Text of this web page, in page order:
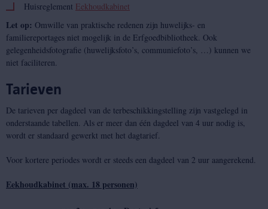
Huisreglement Eekhoudkabinet
Let op: Omwille van praktische redenen zijn huwelijks- en
familiereportages niet mogelijk in de Erfgoedbibliotheek. Ook
gelegenheidsfotografie (huwelijksfoto’s, communiefoto’s, …) kunnen we
niet faciliteren.
Tarieven
De tarieven per dagdeel van de terbeschikkingstelling zijn vastgelegd in
onderstaande tabellen. Als er meer dan één dagdeel van 4 uur nodig is,
wordt er standaard gewerkt met het dagtarief.
Voor kortere periodes wordt er steeds een dagdeel van 2 uur aangerekend.
Eekhoudkabinet (max. 18 personen)